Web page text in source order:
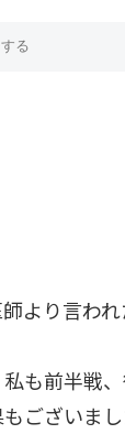
より言わ
も前半戦
ございま